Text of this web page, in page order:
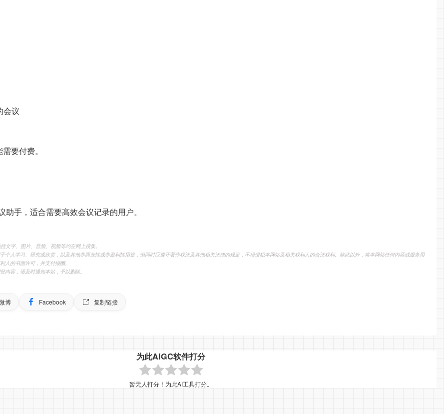
会议
要付费。
助手，适合需要高效会议记录的用户。
文字、图片、音频、视频等均在网上搜集。
个人学习、研究或欣赏，以及其他非商业性或非盈利性用途，但同时应遵守著作权法及其他相关法律的规定，不得侵犯本网站及相关权利人的合法权利。除此以外，将本网站任何内容或服务用
人的书面许可，并支付报酬。
内容，请及时通知本站，予以删除。
博 Facebook 复制链接
为此AIGC软件打分
暂无人打分！为此AI工具打分。